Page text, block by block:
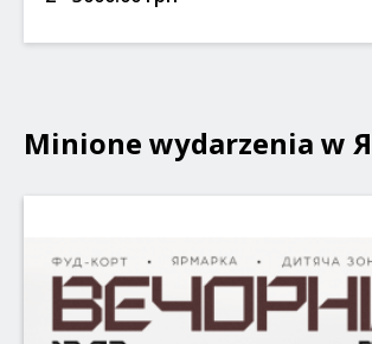
Minione wydarzenia w